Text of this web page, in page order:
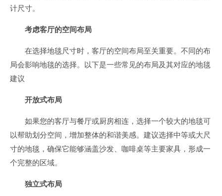
计尺寸。
考虑客厅的空间布局
在选择地毯尺寸时，客厅的空间布局至关重要。不同的布
局会影响地毯的选择。以下是一些常见的布局及其对应的地毯
建议
开放式布局
如果您的客厅与餐厅或厨房相连，选择一个较大的地毯可
以帮助划分空间，增加整体的和谐美感。建议选择中等或大尺
寸的地毯，确保它能够涵盖沙发、咖啡桌等主要家具，形成一
个完整的区域。
独立式布局